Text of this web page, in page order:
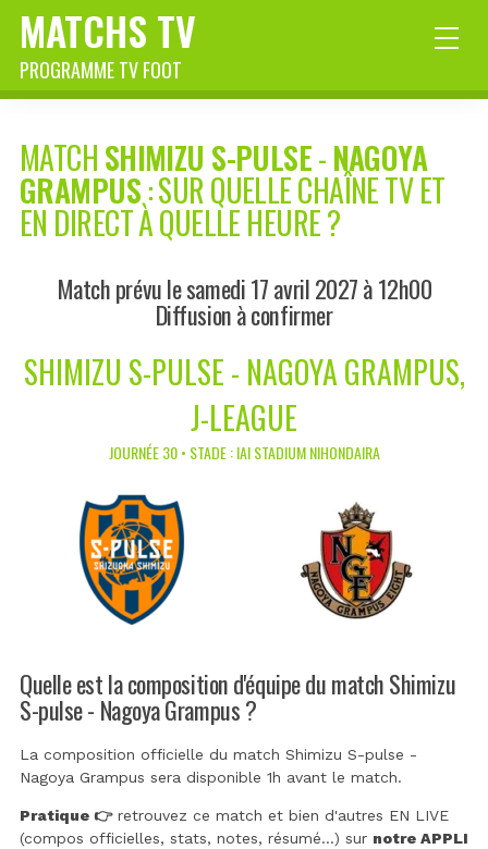
MATCHS TV
PROGRAMME TV FOOT
MATCHSHIMIZU S-PULSE-NAGOYA
GRAMPUS: SUR QUELLE CHAÎNE TV ET
EN DIRECT À QUELLE HEURE ?
Match prévu le samedi 17 avril 2027 à 12h00
Diffusion à confirmer
SHIMIZU S-PULSE - NAGOYA GRAMPUS,
J-LEAGUE
JOURNÉE 30 • STADE : IAI STADIUM NIHONDAIRA
Quelle est la composition d'équipe du match Shimizu
S-pulse - Nagoya Grampus ?
La composition officielle du match Shimizu S-pulse -
Nagoya Grampus sera disponible 1h avant le match.
Pratique 👉retrouvez ce match et bien d'autres EN LIVE
(compos officielles, stats, notes, résumé...) sur notre APPLI